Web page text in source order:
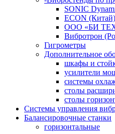
SONIC
ECON (Китай)
ООО «БИ
Вибротрон
Гигрометры
Дополнительное
шкафы и
усилители
системы
столы
столы
Системы управления
Балансировочные станки
горизонтальные